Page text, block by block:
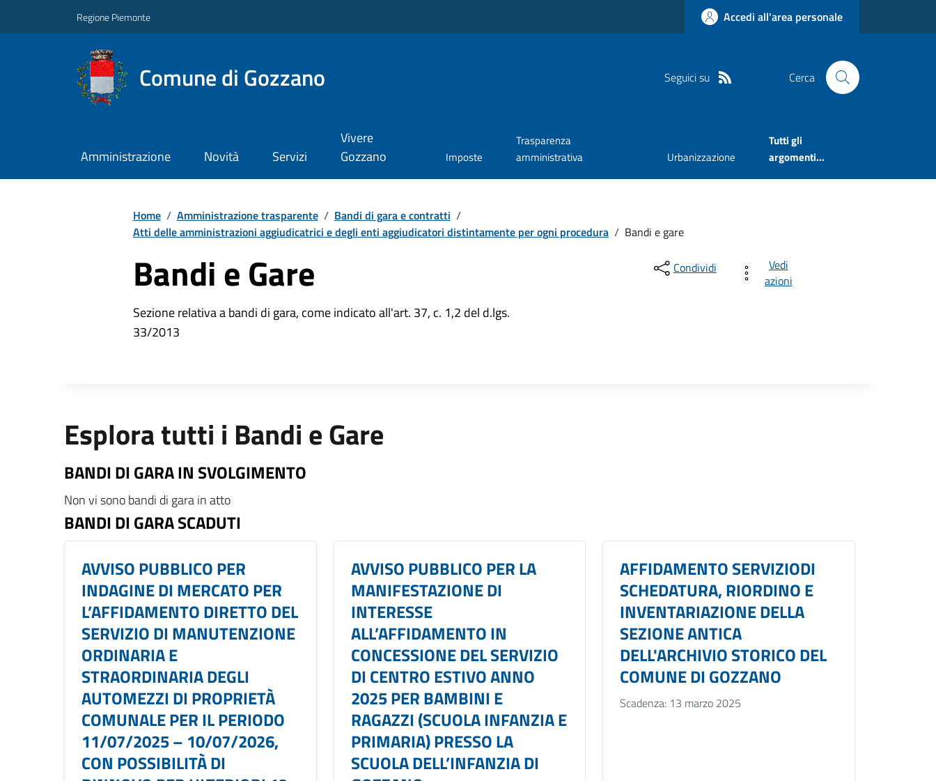
Regione Piemonte Accedi all'area personale
Comune di Gozzano Seguici su Cerca
Amministrazione Novità Servizi
Vivere
Gozzano
Imposte
Trasparenza
amministrativa
Urbanizzazione
Tutti gli
argomenti...
Home / Amministrazione trasparente / Bandi di gara e contratti /
Atti delle amministrazioni aggiudicatrici e degli enti aggiudicatori distintamente per ogni procedura / Bandi e gare
Bandi e Gare
Sezione relativa a bandi di gara, come indicato all'art. 37, c. 1,2 del d.lgs.
33/2013
Condividi
Vedi
azioni
Esplora tutti i Bandi e Gare
BANDI DI GARA IN SVOLGIMENTO
Non vi sono bandi di gara in atto
BANDI DI GARA SCADUTI
AVVISO PUBBLICO PER
INDAGINE DI MERCATO PER
L’AFFIDAMENTO DIRETTO DEL
SERVIZIO DI MANUTENZIONE
ORDINARIA E
STRAORDINARIA DEGLI
AUTOMEZZI DI PROPRIETÀ
COMUNALE PER IL PERIODO
11/07/2025 – 10/07/2026,
CON POSSIBILITÀ DI
AVVISO PUBBLICO PER LA
MANIFESTAZIONE DI
INTERESSE
ALL’AFFIDAMENTO IN
CONCESSIONE DEL SERVIZIO
DI CENTRO ESTIVO ANNO
2025 PER BAMBINI E
RAGAZZI (SCUOLA INFANZIA E
PRIMARIA) PRESSO LA
SCUOLA DELL’INFANZIA DI
AFFIDAMENTO SERVIZIODI
SCHEDATURA, RIORDINO E
INVENTARIAZIONE DELLA
SEZIONE ANTICA
DELL'ARCHIVIO STORICO DEL
COMUNE DI GOZZANO
Scadenza: 13 marzo 2025